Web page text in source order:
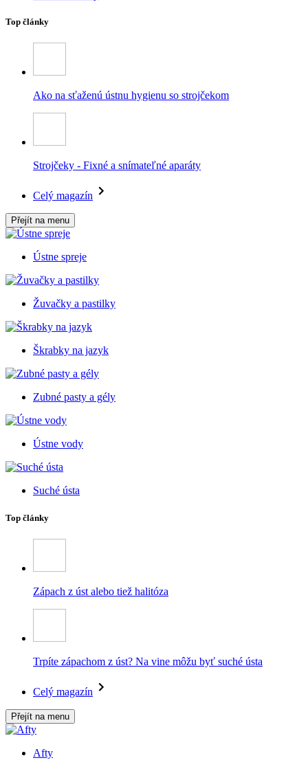
Top články
Ako na sťaženú ústnu hygienu so strojčekom
Strojčeky - Fixné a snímateľné aparáty
Celý magazín
Přejít na menu
Ústne spreje
Žuvačky a pastilky
Škrabky na jazyk
Zubné pasty a gély
Ústne vody
Suché ústa
Top články
Zápach z úst alebo tiež halitóza
Trpíte zápachom z úst? Na vine môžu byť suché ústa
Celý magazín
Přejít na menu
Afty